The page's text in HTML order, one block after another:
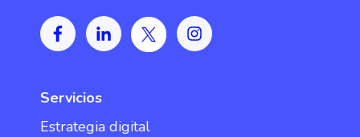
Servicios
Estrategia digital